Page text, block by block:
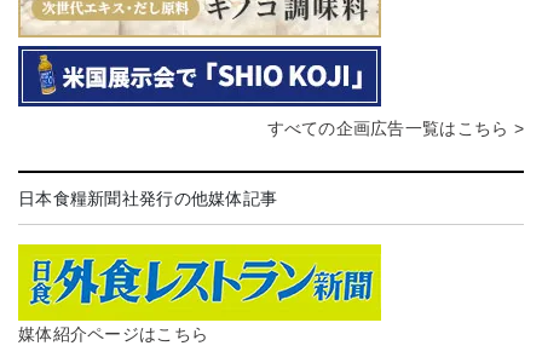
すべての企画広告一覧はこちら >
日本食糧新聞社発行の他媒体記事
媒体紹介ページはこちら